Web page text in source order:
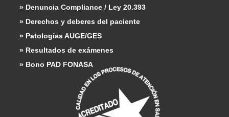
» Denuncia Compliance / Ley 20.393
» Derechos y deberes del paciente
» Patologías AUGE/GES
» Resultados de exámenes
» Bono PAD FONASA